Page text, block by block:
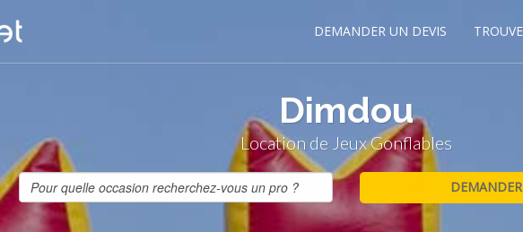
DEMANDER UN DEVIS
Dimdou
Location de Jeux Gonflables